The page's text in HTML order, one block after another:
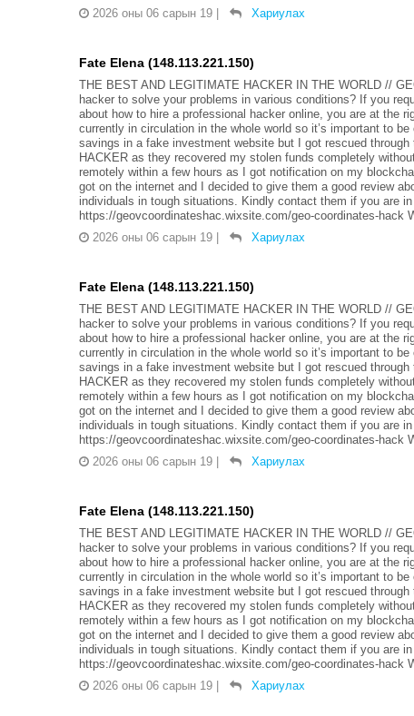
2026 оны 06 сарын 19
Хариулах
Fate Elena (148.113.221.150)
THE BEST AND LEGITIMATE HACKER IN THE WORLD //
hacker to solve your problems in various conditions? If you
about how to hire a professional hacker online, you are at the
currently in circulation in the whole world so it’s important to
savings in a fake investment website but I got rescued
HACKER as they recovered my stolen funds completely
remotely within a few hours as I got notification on my
got on the internet and I decided to give them a good review
individuals in tough situations. Kindly contact them if you are
https://geovcoordinateshac.wixsite.com/geo-coordinates-hack
2026 оны 06 сарын 19
Хариулах
Fate Elena (148.113.221.150)
THE BEST AND LEGITIMATE HACKER IN THE WORLD //
hacker to solve your problems in various conditions? If you
about how to hire a professional hacker online, you are at the
currently in circulation in the whole world so it’s important to
savings in a fake investment website but I got rescued
HACKER as they recovered my stolen funds completely
remotely within a few hours as I got notification on my
got on the internet and I decided to give them a good review
individuals in tough situations. Kindly contact them if you are
https://geovcoordinateshac.wixsite.com/geo-coordinates-hack
2026 оны 06 сарын 19
Хариулах
Fate Elena (148.113.221.150)
THE BEST AND LEGITIMATE HACKER IN THE WORLD //
hacker to solve your problems in various conditions? If you
about how to hire a professional hacker online, you are at the
currently in circulation in the whole world so it’s important to
savings in a fake investment website but I got rescued
HACKER as they recovered my stolen funds completely
remotely within a few hours as I got notification on my
got on the internet and I decided to give them a good review
individuals in tough situations. Kindly contact them if you are
https://geovcoordinateshac.wixsite.com/geo-coordinates-hack
2026 оны 06 сарын 19
Хариулах